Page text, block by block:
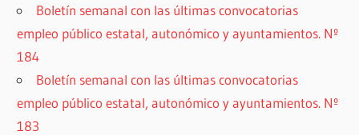
Boletín semanal con las últimas convocatorias
empleo público estatal, autonómico y ayuntamientos. Nº
184
Boletín semanal con las últimas convocatorias
empleo público estatal, autonómico y ayuntamientos. Nº
183